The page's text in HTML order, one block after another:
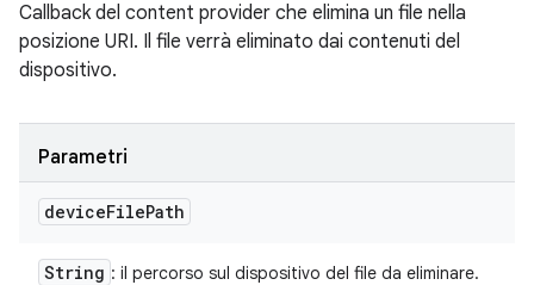
Callback del content provider che elimina un file nella
posizione URI. Il file verrà eliminato dai contenuti del
dispositivo.
Parametri
deviceFilePath
String : il percorso sul dispositivo del file da eliminare.